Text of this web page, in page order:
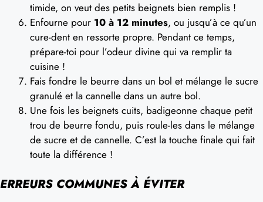
timide, on veut des petits beignets bien remplis !
Enfourne pour 10 à 12 minutes, ou jusqu’à ce qu’un
cure-dent en ressorte propre. Pendant ce temps,
prépare-toi pour l’odeur divine qui va remplir ta
cuisine !
Fais fondre le beurre dans un bol et mélange le sucre
granulé et la cannelle dans un autre bol.
Une fois les beignets cuits, badigeonne chaque petit
trou de beurre fondu, puis roule-les dans le mélange
de sucre et de cannelle. C’est la touche finale qui fait
toute la différence !
ERREURS COMMUNES À ÉVITER